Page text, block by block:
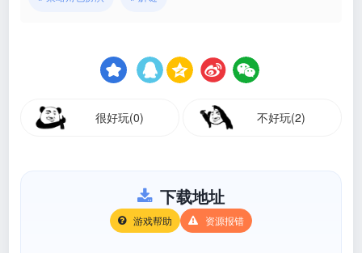
很好玩(0) 不好玩(2)
下载地址
游戏帮助 资源报错